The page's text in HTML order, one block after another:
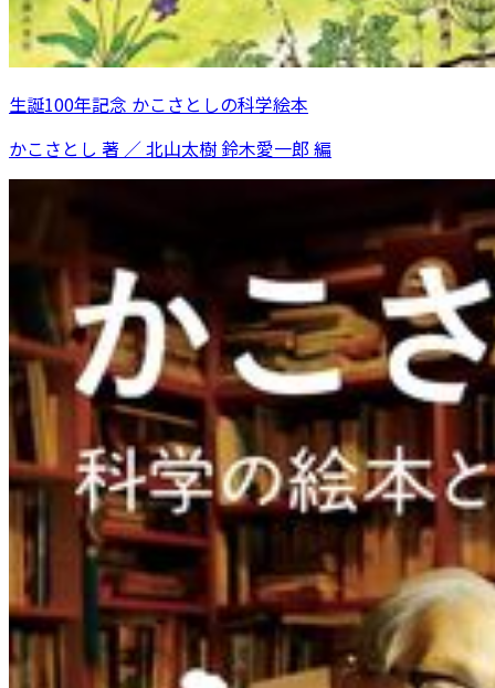
生誕100年記念 かこさとしの科学絵本
かこさとし 著 ／ 北山太樹 鈴木愛一郎 編